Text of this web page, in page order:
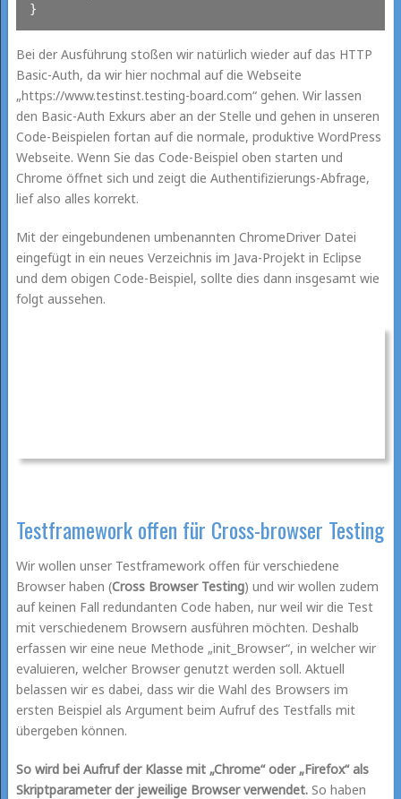
Bei der Ausführung stoßen wir natürlich wieder auf das HTTP
Basic-Auth, da wir hier nochmal auf die Webseite
„https://www.testinst.testing-board.com“ gehen. Wir lassen
den Basic-Auth Exkurs aber an der Stelle und gehen in unseren
Code-Beispielen fortan auf die normale, produktive WordPress
Webseite. Wenn Sie das Code-Beispiel oben starten und
Chrome öffnet sich und zeigt die Authentifizierungs-Abfrage,
lief also alles korrekt.
Mit der eingebundenen umbenannten ChromeDriver Datei
eingefügt in ein neues Verzeichnis im Java-Projekt in Eclipse
und dem obigen Code-Beispiel, sollte dies dann insgesamt wie
folgt aussehen.
Testframework offen für Cross-browser Testing
Wir wollen unser Testframework offen für verschiedene
Browser haben (Cross Browser Testing) und wir wollen zudem
auf keinen Fall redundanten Code haben, nur weil wir die Test
mit verschiedenem Browsern ausführen möchten. Deshalb
erfassen wir eine neue Methode „init_Browser“, in welcher wir
evaluieren, welcher Browser genutzt werden soll. Aktuell
belassen wir es dabei, dass wir die Wahl des Browsers im
ersten Beispiel als Argument beim Aufruf des Testfalls mit
übergeben können.
So wird bei Aufruf der Klasse mit „Chrome“ oder „Firefox“ als
Skriptparameter der jeweilige Browser verwendet.So haben